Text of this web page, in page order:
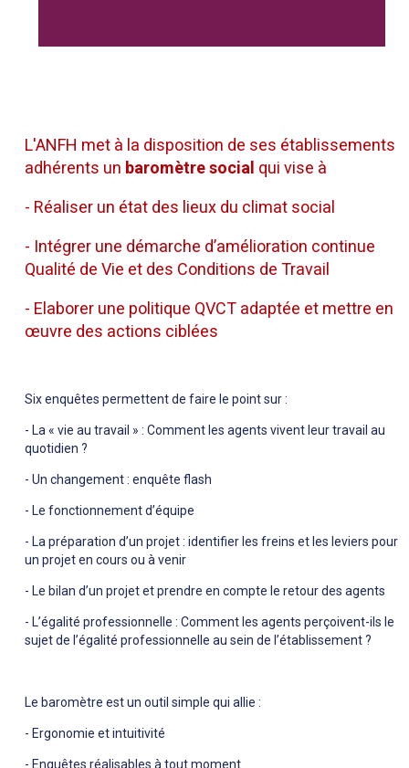
L'ANFH met à la disposition de ses établissements
adhérents un baromètre social qui vise à
- Réaliser un état des lieux du climat social
- Intégrer une démarche d’amélioration continue
Qualité de Vie et des Conditions de Travail
- Elaborer une politique QVCT adaptée et mettre en
œuvre des actions ciblées
Six enquêtes permettent de faire le point sur :
- La « vie au travail » : Comment les agents vivent leur travail au
quotidien ?
- Un changement : enquête flash
- Le fonctionnement d’équipe
- La préparation d’un projet : identifier les freins et les leviers pour
un projet en cours ou à venir
- Le bilan d’un projet et prendre en compte le retour des agents
- L’égalité professionnelle : Comment les agents perçoivent-ils le
sujet de l’égalité professionnelle au sein de l’établissement ?
Le baromètre est un outil simple qui allie :
- Ergonomie et intuitivité
- Enquêtes réalisables à tout moment